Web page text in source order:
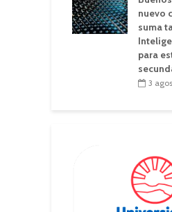
nuevo
suma
para
3